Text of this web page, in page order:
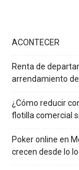
ACONTECER
Renta de
arrendamiento
¿Cómo reducir
flotilla comercial
Poker online en
crecen desde lo